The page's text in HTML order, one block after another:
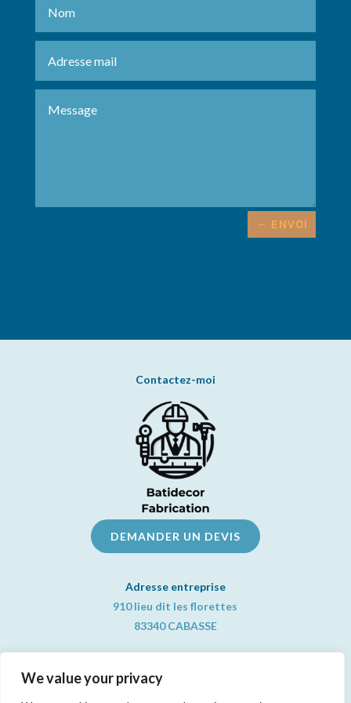
We value your privacy
ENVOI
Contactez-moi
DEMANDER UN DEVIS
Adresse entreprise
910 lieu dit les florettes
83340 CABASSE
Informations pratiques
06 83 05 07 73